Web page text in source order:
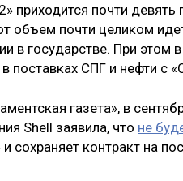
приходится почти
объем почти целиком
в государстве. При этом
поставках СПГ и нефти с
газета», в
Shell заявила, что не
сохраняет контракт на